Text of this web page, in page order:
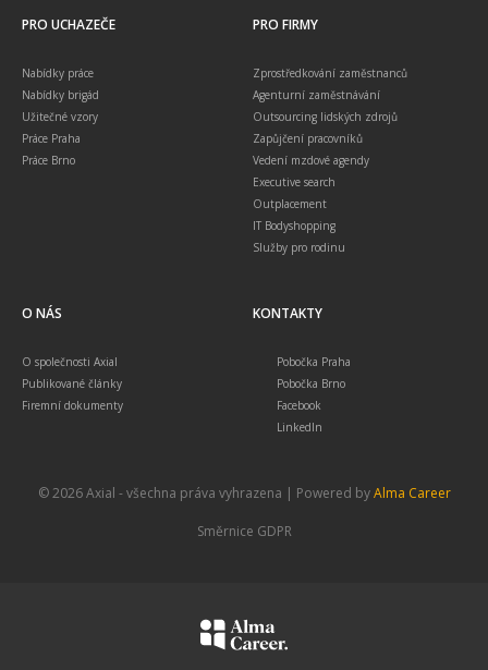
PRO UCHAZEČE
Nabídky práce
Nabídky brigád
Užitečné vzory
Práce Praha
Práce Brno
PRO FIRMY
Zprostředkování zaměstnanců
Agenturní zaměstnávání
Outsourcing lidských zdrojů
Zapůjčení pracovníků
Vedení mzdové agendy
Executive search
Outplacement
IT Bodyshopping
Služby pro rodinu
O NÁS
O společnosti Axial
Publikované články
Firemní dokumenty
KONTAKTY
Pobočka Praha
Pobočka Brno
Facebook
LinkedIn
© 2026 Axial - všechna práva vyhrazena | Powered byAlma Career
Směrnice GDPR